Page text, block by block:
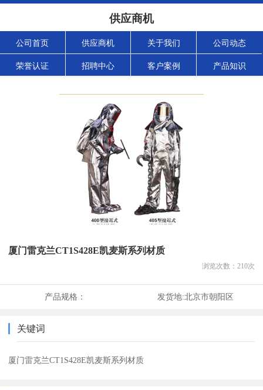
供应商机
公司首页 供应商机 关于我们 公司动态
荣誉认证 招聘中心 客户案例 产品知识
厦门雷克兰CT1S428E凯麦斯系列材质
浏览次数： 210次
产品规格： 发货地:北京市朝阳区
关键词
厦门雷克兰CT1S428E凯麦斯系列材质